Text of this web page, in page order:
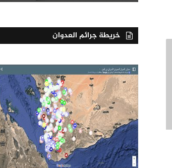
خريطة جرائم العدوان